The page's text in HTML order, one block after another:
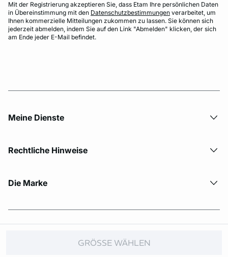
GRÖSSE WÄHLEN
Mit der Registrierung akzeptieren Sie, dass Etam Ihre persönlichen Daten
in Übereinstimmung mit den Datenschutzbestimmungen verarbeitet, um
Ihnen kommerzielle Mitteilungen zukommen zu lassen. Sie können sich
jederzeit abmelden, indem Sie auf den Link "Abmelden" klicken, der sich
am Ende jeder E-Mail befindet.
Meine Dienste
Rechtliche Hinweise
Die Marke